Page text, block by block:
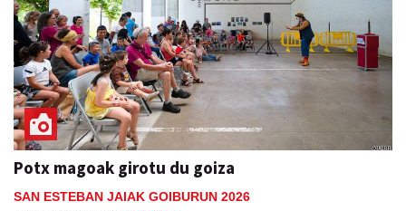
Potx magoak girotu du goiza
SAN ESTEBAN JAIAK GOIBURUN 2026